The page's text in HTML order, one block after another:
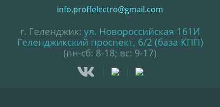
info.proffelectro@gmail.com
г. Геленджик: ул. Новороссийская 161И
Геленджикский проспект, 6/2 (база КПП)
(пн-сб: 8-18; вс: 9-17)